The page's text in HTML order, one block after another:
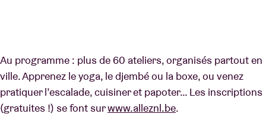
Au programme : plus de 60 ateliers, organisés partout en
ville. Apprenez le yoga, le djembé ou la boxe, ou venez
pratiquer l’escalade, cuisiner et papoter… Les inscriptions
(gratuites !) se font surwww.alleznl.be.